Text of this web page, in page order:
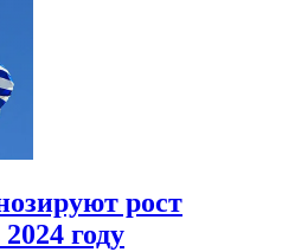
рост
году